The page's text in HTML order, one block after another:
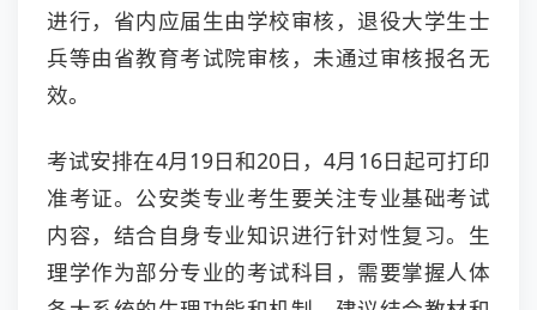
进行，省内应届生由学校审核，退役大学生士
兵等由省教育考试院审核，未通过审核报名无
效。
考试安排在4月19日和20日，4月16日起可打印
准考证。公安类专业考生要关注专业基础考试
内容，结合自身专业知识进行针对性复习。生
理学作为部分专业的考试科目，需要掌握人体